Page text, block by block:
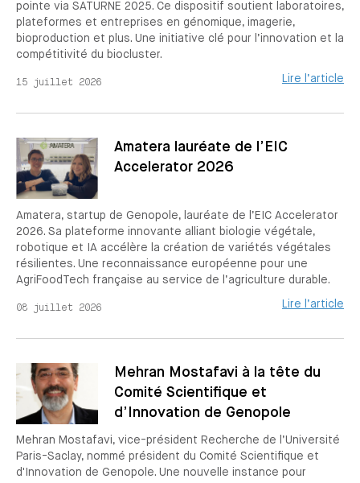
pointe via SATURNE 2025. Ce dispositif soutient laboratoires,
plateformes et entreprises en génomique, imagerie,
bioproduction et plus. Une initiative clé pour l’innovation et la
compétitivité du biocluster.
15 juillet 2026 Lire l’article
Amatera lauréate de l’EIC
Accelerator 2026
Amatera, startup de Genopole, lauréate de l’EIC Accelerator
2026. Sa plateforme innovante alliant biologie végétale,
robotique et IA accélère la création de variétés végétales
résilientes. Une reconnaissance européenne pour une
AgriFoodTech française au service de l’agriculture durable.
08 juillet 2026 Lire l’article
Mehran Mostafavi à la tête du
Comité Scientifique et
d’Innovation de Genopole
Mehran Mostafavi, vice-président Recherche de l’Université
Paris-Saclay, nommé président du Comité Scientifique et
d'Innovation de Genopole. Une nouvelle instance pour